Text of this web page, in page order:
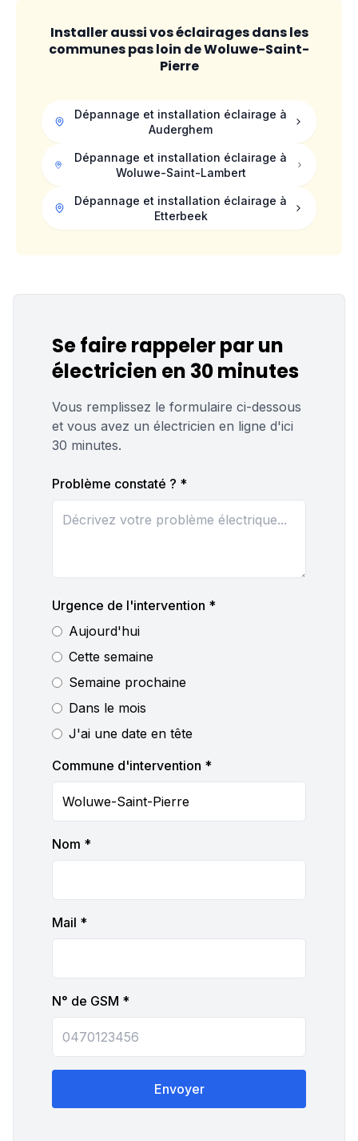
Installer aussi vos éclairages dans les
communes pas loin deWoluwe-Saint-
Pierre
Dépannage et installation éclairage à
Auderghem
Dépannage et installation éclairage à
Woluwe-Saint-Lambert
Dépannage et installation éclairage à
Etterbeek
Se faire rappeler par un
électricien en 30 minutes
Vous remplissez le formulaire ci-dessous
et vous avez un électricien en ligne d'ici
30 minutes.
Problème constaté ? *
Urgence de l'intervention *
Aujourd'hui
Cette semaine
Semaine prochaine
Dans le mois
J'ai une date en tête
Commune d'intervention *
Nom *
Mail *
N° de GSM *
Envoyer